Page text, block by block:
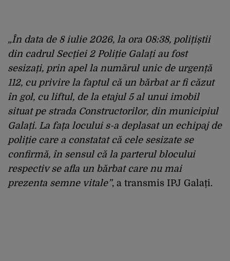
„În data de 8 iulie 2026, la ora 08:38, polițiștii
din cadrul Secției 2 Poliție Galați au fost
sesizați, prin apel la numărul unic de urgență
112, cu privire la faptul că un bărbat ar fi căzut
în gol, cu liftul, de la etajul 5 al unui imobil
situat pe strada Constructorilor, din municipiul
Galați. La fața locului s-a deplasat un echipaj de
poliție care a constatat că cele sesizate se
confirmă, în sensul că la parterul blocului
respectiv se afla un bărbat care nu mai
prezenta semne vitale”, a transmis IPJ Galați.